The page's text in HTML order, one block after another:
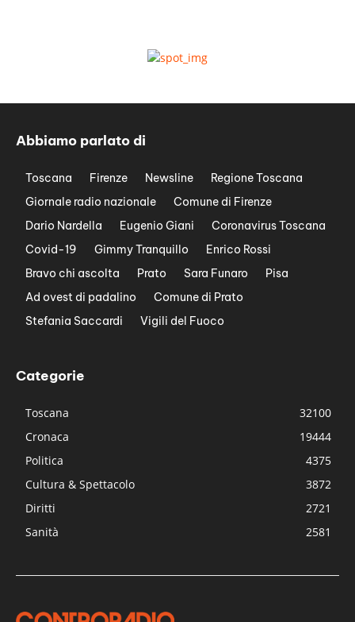
Abbiamo parlato di
Toscana Firenze Newsline
Regione Toscana
Giornale radio nazionale
Comune di Firenze
Dario Nardella
Eugenio Giani
Coronavirus Toscana
Covid-19
Gimmy Tranquillo
Enrico Rossi
Bravo chi ascolta
Prato Sara Funaro
Pisa
Ad ovest di padalino
Comune di Prato
Stefania Saccardi
Vigili del Fuoco
Categorie
Toscana
32100
Cronaca
19444
Politica
4375
Cultura & Spettacolo
3872
Diritti
2721
Sanità
2581